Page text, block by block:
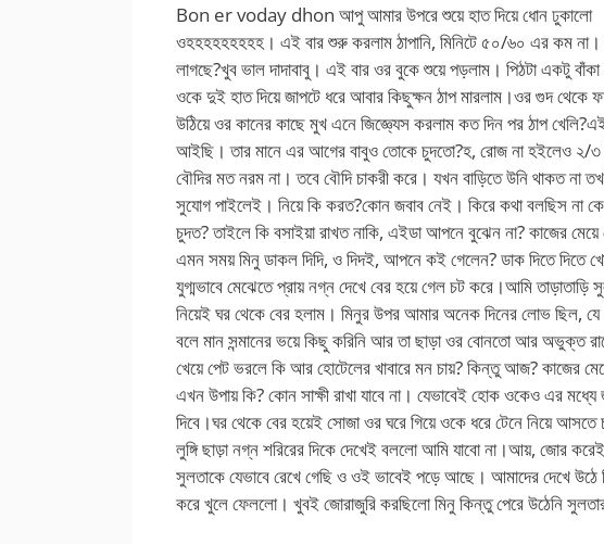
Bon er voday dhon আপু আমার উপরে শুয়ে হাত দিয়ে ধোন ঢুকালো
ওহহহহহহহহহ। এই বার শুরু করলাম ঠাপানি, মিনিটে ৫০/৬০ এর কম না।
লাগছে?খুব ভাল দাদাবাবু। এই বার ওর বুকে শুয়ে পড়লাম। পিঠটা একটু বাঁকা
ওকে দুই হাত দিয়ে জাপটে ধরে আবার কিছুক্ষন ঠাপ মারলাম।ওর গুদ থেকে
উঠিয়ে ওর কানের কাছে মুখ এনে জিজ্ঞ্যেস করলাম কত দিন পর ঠাপ
আইছি। তার মানে এর আগের বাবুও তোকে চুদতো?হ, রোজ না হইলেও ২/
বৌদির মত নরম না। তবে বৌদি চাকরী করে। যখন বাড়িতে উনি থাকত না
সুযোগ পাইলেই। নিয়ে কি করত?কোন জবাব নেই। কিরে কথা বলছিস না
চুদত? তাইলে কি বসাইয়া রাখত নাকি, এইডা আপনে বুঝেন না? কাজের মেয়ে
এমন সময় মিনু ডাকল দিদি, ও দিদই, আপনে কই গেলেন? ডাক দিতে দিতে
যুগ্মভাবে মেঝেতে প্রায় নগ্ন দেখে বের হয়ে গেল চট করে।আমি তাড়াতাড়ি
নিয়েই ঘর থেকে বের হলাম। মিনুর উপর আমার অনেক দিনের লোভ ছিল, যে
বলে মান সন্মানের ভয়ে কিছু করিনি আর তা ছাড়া ওর বোনতো আর অভুক্ত
খেয়ে পেট ভরলে কি আর হোটেলের খাবারে মন চায়? কিন্তু আজ? কাজের
এখন উপায় কি? কোন সাক্ষী রাখা যাবে না। যেভাবেই হোক ওকেও এর
দিবে।ঘর থেকে বের হয়েই সোজা ওর ঘরে গিয়ে ওকে ধরে টেনে নিয়ে
লুঙ্গি ছাড়া নগ্ন শরিরের দিকে দেখেই বললো আমি যাবো না।আয়, জোর
সুলতাকে যেভাবে রেখে গেছি ও ওই ভাবেই পড়ে আছে। আমাদের দেখে উঠে
করে খুলে ফেললো। খুবই জোরাজুরি করছিলো মিনু কিন্তু পেরে উঠেনি